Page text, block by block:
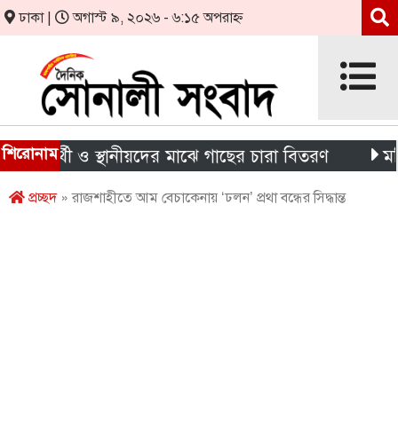
ঢাকা | অগাস্ট ৯, ২০২৬ - ৬:১৫ অপরাহ্ন
শিরোনামও স্থানীয়দের মাঝে গাছের চারা বিতরণ
প্রচ্ছদ» রাজশাহীতে আম বেচাকেনায় ‘ঢলন’ প্রথা বন্ধের সিদ্ধান্ত